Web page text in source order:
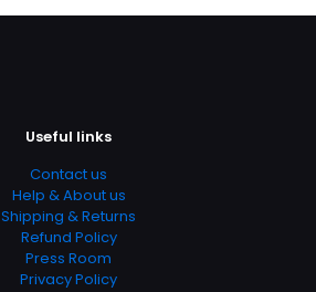
Useful links
Contact us
Help & About us
Shipping & Returns
Refund Policy
Press Room
Privacy Policy